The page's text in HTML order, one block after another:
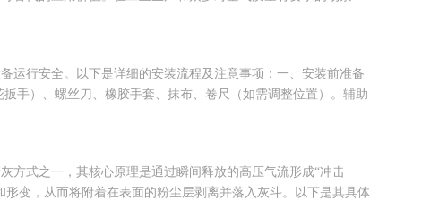
运行安全。以下是详细的安装流程及注意事项：一、安装前准备
手）、螺丝刀、橡胶手套、抹布、卷尺（如需调整位置）。辅助
方式之一，其核心原理是通过瞬间释放的高压气流形成“冲击
变，从而将附着在表面的粉尘层剥离并落入灰斗。以下是其具体